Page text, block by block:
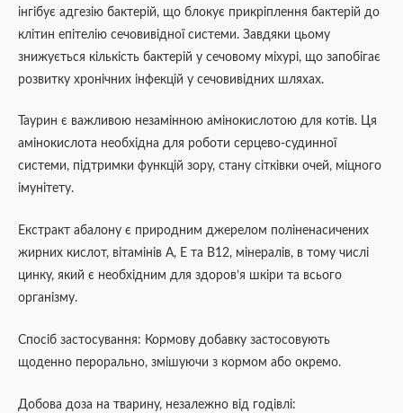
інгібує адгезію бактерій, що блокує прикріплення бактерій до
клітин епітелію сечовивідної системи. Завдяки цьому
знижується кількість бактерій у сечовому міхурі, що запобігає
розвитку хронічних інфекцій у сечовивідних шляхах.
Таурин є важливою незамінною амінокислотою для котів. Ця
амінокислота необхідна для роботи серцево-судинної
системи, підтримки функцій зору, стану сітківки очей, міцного
імунітету.
Екстракт абалону є природним джерелом поліненасичених
жирних кислот, вітамінів А, Е та В12, мінералів, в тому числі
цинку, який є необхідним для здоров’я шкіри та всього
організму.
Спосіб застосування: Кормову добавку застосовують
щоденно перорально, змішуючи з кормом або окремо.
Добова доза на тварину, незалежно від годівлі: